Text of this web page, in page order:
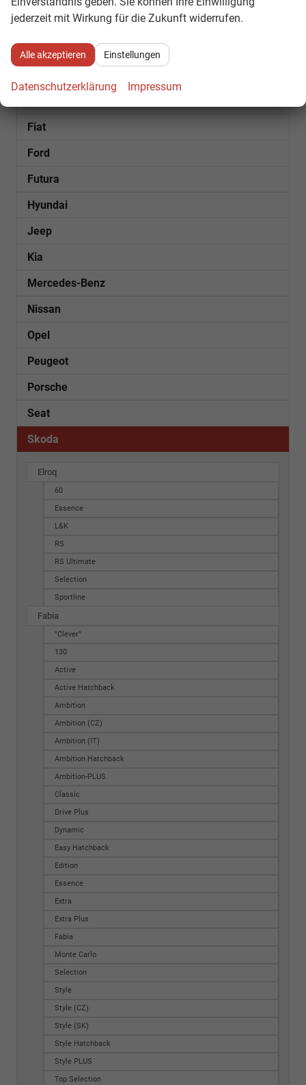
Bentley
Citroën
Fiat
Ford
Futura
Hyundai
Jeep
Kia
Mercedes-Benz
Nissan
Opel
Peugeot
Porsche
Seat
Skoda
Elroq
60
Essence
L&K
RS
RS Ultimate
Selection
Sportline
Fabia
"Clever"
130
Active
Active Hatchback
Ambition
Ambition (CZ)
Ambition (IT)
Ambition Hatchback
Ambition-PLUS
Classic
Drive Plus
Dynamic
Easy Hatchback
Edition
Essence
Extra
Extra Plus
Fabia
Monte Carlo
Selection
Style
Style (CZ)
Style (SK)
Style Hatchback
Style PLUS
Top Selection
jederzeit mit Wirkung für die Zukunft widerrufen.
Alle akzeptieren Einstellungen
Datenschutzerklärung Impressum